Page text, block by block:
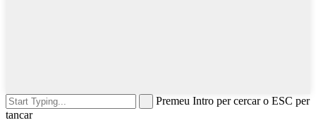
Premeu Intro per cercar o ESC per
tancar